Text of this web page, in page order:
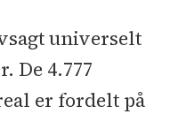
universelt
De 4.777
er fordelt på